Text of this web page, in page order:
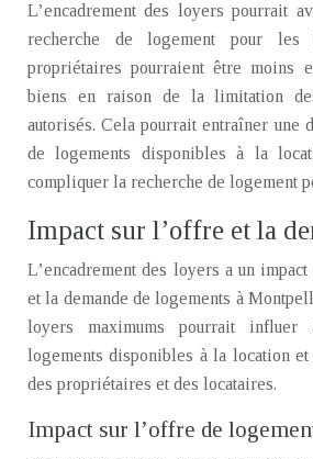
L’encadrement des loyers pourrait
recherche de logement pour les
propriétaires pourraient être moins
biens en raison de la limitation
autorisés. Cela pourrait entraîner une
de logements disponibles à la
compliquer la recherche de logement
Impact sur l’offre et la
L’encadrement des loyers a un
et la demande de logements à
loyers maximums pourrait
logements disponibles à la location
des propriétaires et des locataires.
Impact sur l’offre de